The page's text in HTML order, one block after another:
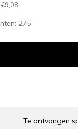
€9,08
275
Te ontvangen